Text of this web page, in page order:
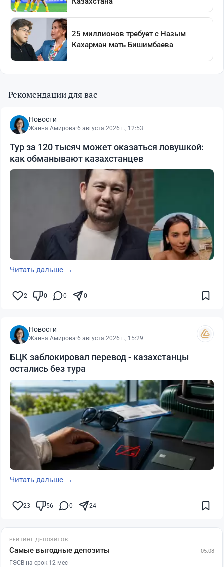
Рекомендации для вас
Новости
Жанна Амирова·6 августа 2026 г., 12:53
Тур за 120 тысяч может оказаться ловушкой:
как обманывают казахстанцев
Читать дальше →
2 0 0 0
Новости
Жанна Амирова·6 августа 2026 г., 15:29
БЦК заблокировал перевод - казахстанцы
остались без тура
Читать дальше →
23 56 0 24
РЕЙТИНГ ДЕПОЗИТОВ
Самые выгодные депозиты 05.08
ГЭСВ на срок 12 мес